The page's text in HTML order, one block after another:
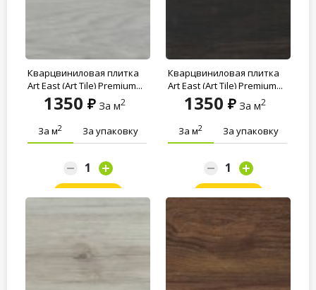
Кварцвиниловая плитка
Art East (Art Tile) Premium...
1350 За м2
За м2 За упаковку
Кварцвиниловая плитка
Art East (Art Tile) Premium...
1350 За м2
За м2 За упаковку